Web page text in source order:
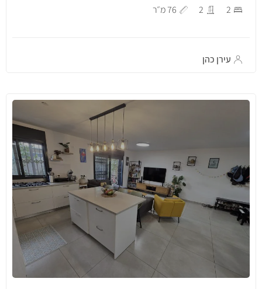
2
2 76 מ״ר
עירן כהן